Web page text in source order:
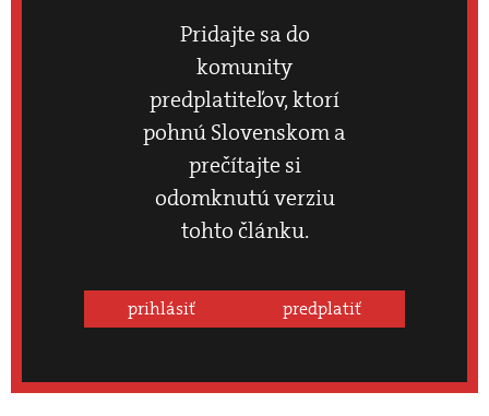
Pridajte sa do
komunity
predplatiteľov, ktorí
pohnú Slovenskom a
prečítajte si
odomknutú verziu
tohto článku.
prihlásiť predplatiť